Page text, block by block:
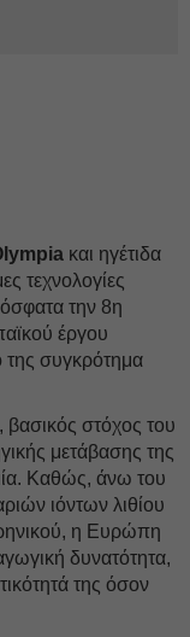
και ηγέτιδα
τεχνολογίες
την 8η
έργου
της συγκρότημα
στόχος του
μετάβασης της
Καθώς, άνω του
ιόντων λιθίου
η Ευρώπη
δυνατότητα,
της όσον